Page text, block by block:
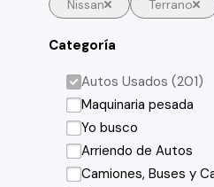
Nissan Terrano
Categoría
Autos Usados (201)
Maquinaria pesada
Yo busco
Arriendo de Autos
Camiones, Buses y